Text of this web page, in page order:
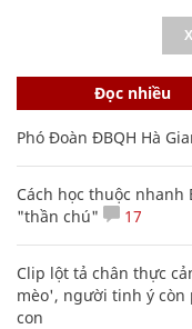
Đọc nhiều
Phó Đoàn ĐBQH Hà
Cách học thuộc
"thần chú"
17
Clip lột tả chân thực
mèo', người tinh ý còn
con